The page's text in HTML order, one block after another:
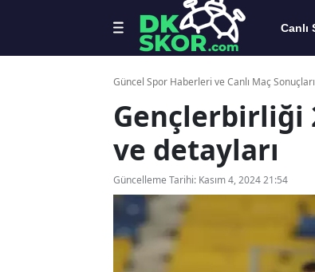
Canlı
Güncel Spor Haberleri ve Canlı Maç Sonuçları
Gençlerbirliği
ve detayları
Güncelleme Tarihi: Kasım 4, 2024 21:54